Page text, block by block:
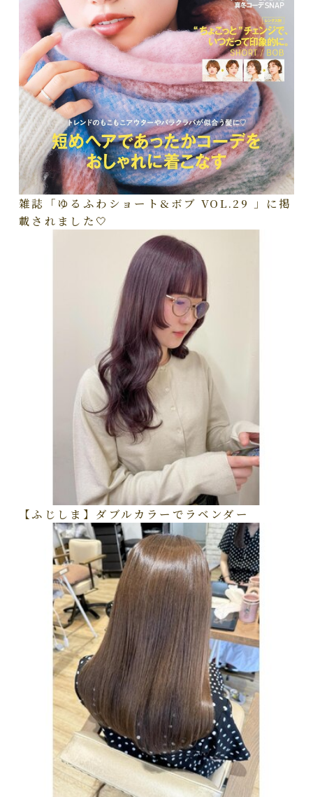
雑誌「ゆるふわショート&ボブ VOL.29 」に掲
載されました🤍
【ふじしま】ダブルカラーでラベンダー